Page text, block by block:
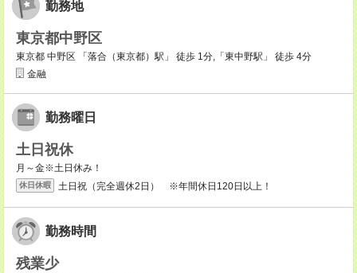
勤務地
東京都中野区
東京都 中野区 「落合（東京都）駅」 徒歩 1分,「東中野駅」 徒歩 4分
金融
勤務曜日
土日祝休
月～金※土日休み！
休日休暇 土日祝（完全週休2日） ※年間休日120日以上！
勤務時間
残業少